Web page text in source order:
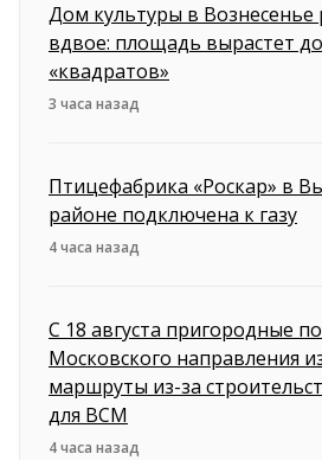
Дом культуры в Вознесенье
вдвое: площадь вырастет
«квадратов»
3 часа назад
Птицефабрика «Роскар» в
районе подключена к газу
4 часа назад
С 18 августа пригородные
Московского направления
маршруты из-за
для ВСМ
4 часа назад